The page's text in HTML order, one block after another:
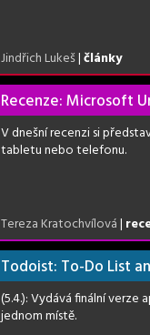
Jindřich Lukeš|články
Recenze: Microsoft
V dnešní recenzi si
tabletu nebo telefonu.
Tereza Kratochvílová|
Todoist: To-Do List
(5.4.): Vydává finální
jednom místě.